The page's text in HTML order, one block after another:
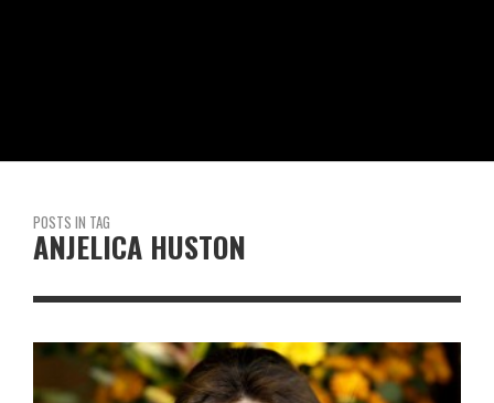
POSTS IN TAG
ANJELICA HUSTON